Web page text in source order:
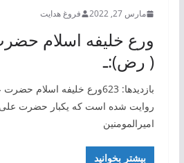
مارس 27, 2022 فروغ هدایت
ورع خلیفه اسلام
( رض):ـ
بازدیدها: 623ورع خلیفه
روایت شده است که یکبار حضرت
امیرالمومنین
بیشتر بخوانید